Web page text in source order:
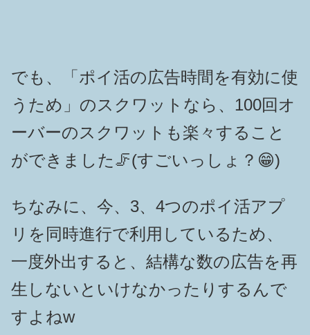
でも、「ポイ活の広告時間を有効に使
うため」のスクワットなら、100回オ
ーバーのスクワットも楽々すること
ができました🦵(すごいっしょ？😁)
ちなみに、今、3、4つのポイ活アプ
リを同時進行で利用しているため、
一度外出すると、結構な数の広告を再
生しないといけなかったりするんで
すよねw